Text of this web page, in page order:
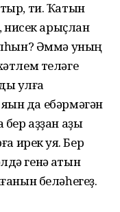
ти. Ҡатын
нисек арыҫлан
Әммә уның
теләге
ҡулға
да ебәрмәгән
аҙҙан аҙыҡ
ирек ҡуя. Бер
генә ҡатын
беләһегеҙ.